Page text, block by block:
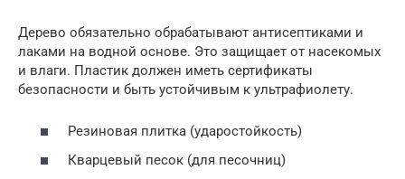
Дерево обязательно обрабатывают антисептиками и
лаками на водной основе. Это защищает от насекомых
и влаги. Пластик должен иметь сертификаты
безопасности и быть устойчивым к ультрафиолету.
Резиновая плитка (ударостойкость)
Кварцевый песок (для песочниц)